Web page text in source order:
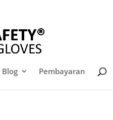
Blog Pembayaran